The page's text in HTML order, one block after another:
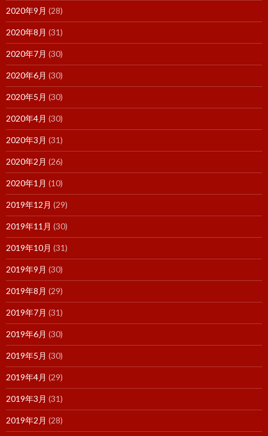
2020年9月 (28)
2020年8月 (31)
2020年7月 (30)
2020年6月 (30)
2020年5月 (30)
2020年4月 (30)
2020年3月 (31)
2020年2月 (26)
2020年1月 (10)
2019年12月 (29)
2019年11月 (30)
2019年10月 (31)
2019年9月 (30)
2019年8月 (29)
2019年7月 (31)
2019年6月 (30)
2019年5月 (30)
2019年4月 (29)
2019年3月 (31)
2019年2月 (28)